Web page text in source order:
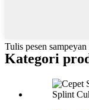
Tulis pesen
Kategori